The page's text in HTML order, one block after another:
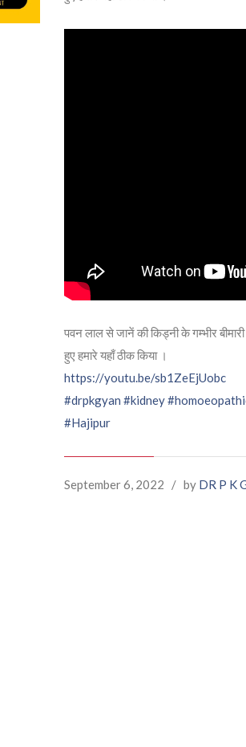
पवन लाल से जानें की किड्नी के गम्भीर
हुए हमारे यहाँ ठीक किया ।
https://youtu.be/sb1ZeEjUobc
#drpkgyan #kidney
#Hajipur
September 6, 2022 / by DR P K